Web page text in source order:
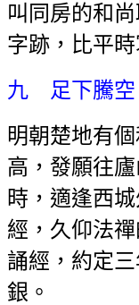
叫同房的和
字跡，比平
九 足下騰空
明朝楚地有
高，發願往
時，適逢西
經，久仰法
誦經，約定
銀。